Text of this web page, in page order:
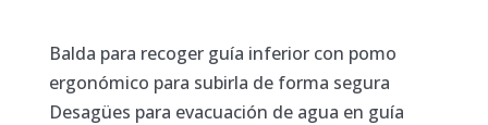
Balda para recoger guía inferior con pomo
ergonómico para subirla de forma segura
Desagües para evacuación de agua en guía